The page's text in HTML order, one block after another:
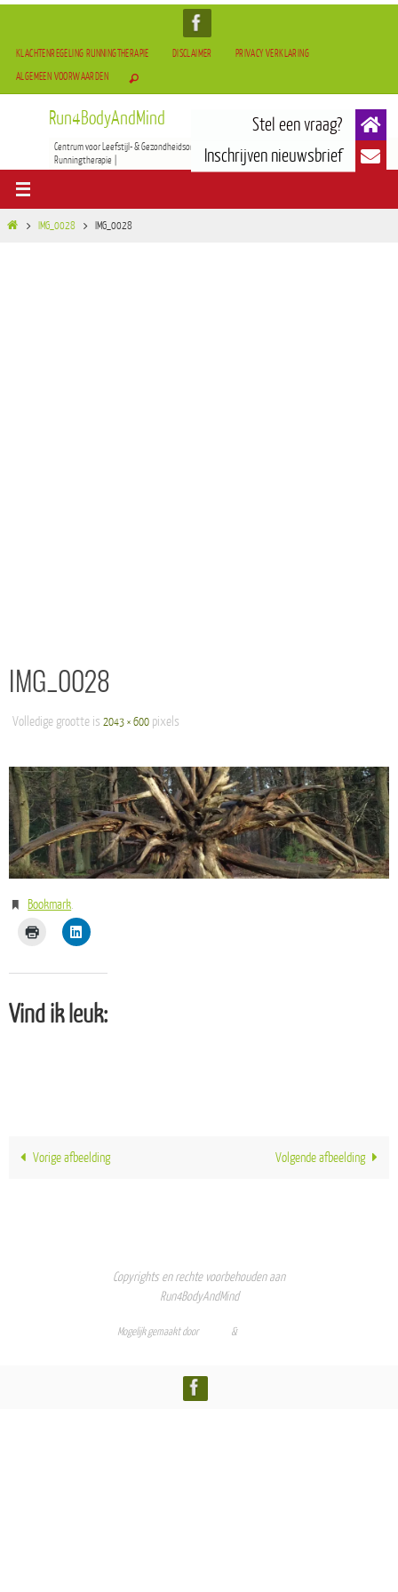
KLACHTENREGELING RUNNINGTHERAPIE DISCLAIMER
PRIVACY VERKLARING
ALGEMEEN VOORWAARDEN
Run4BodyAndMind
Centrum voor Leefstijl- & Gezondheidsontwikkeling | BOCAM Therapie(TCM) | Tai-Chi & Qigong |
Runningtherapie |
IMG_0028 IMG_0028
IMG_0028
Volledige grootte is 2043 × 600 pixels
Bookmark.
Vind ik leuk:
Vorige afbeelding Volgende afbeelding
Copyrights en rechte voorbehouden aan
Run4BodyAndMind
Mogelijk gemaakt door &